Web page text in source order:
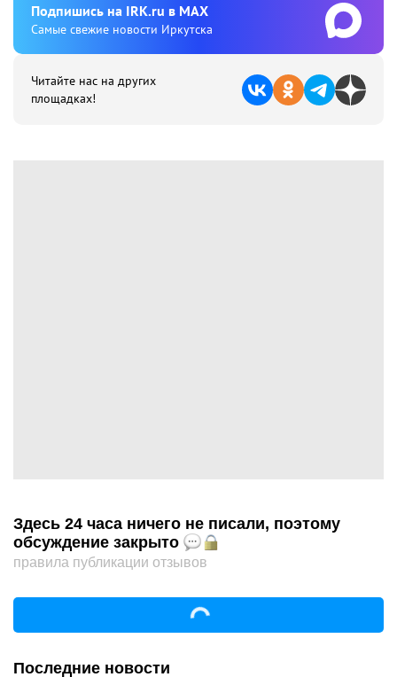
Подпишиcь на IRK.ru в MAX
Cамые свежие новости Иркутска
Читайте нас на других
площадках!
Здесь 24 часа ничего не писали, поэтому
обсуждение закрыто
правила публикации отзывов
Последние новости